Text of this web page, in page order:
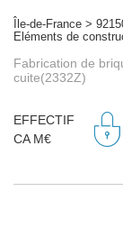
Île-de-France >
Eléments de
Fabrication de
cuite(2332Z)
EFFECTIF
CA M€